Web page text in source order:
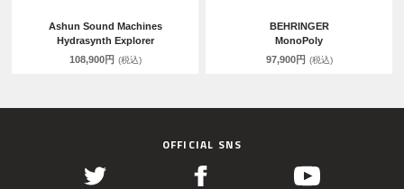
Ashun Sound Machines
Hydrasynth Explorer
108,900円 (税込)
BEHRINGER
MonoPoly
97,900円 (税込)
OFFICIAL SNS